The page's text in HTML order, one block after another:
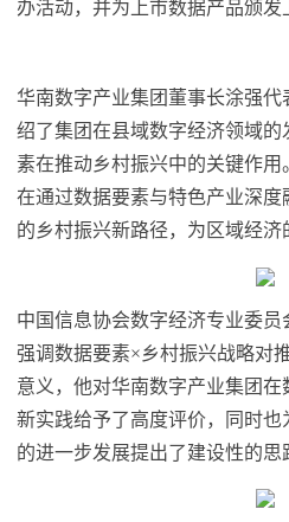
办活动，并为上市数据产品颁发
华南数字产业集团董事长涂强
绍了集团在县域数字经济领域
素在推动乡村振兴中的关键作
在通过数据要素与特色产业深
的乡村振兴新路径，为区域经济
中国信息协会数字经济专业委
强调数据要素×乡村振兴战略对
意义，他对华南数字产业集团在
新实践给予了高度评价，同时
的进一步发展提出了建设性的思